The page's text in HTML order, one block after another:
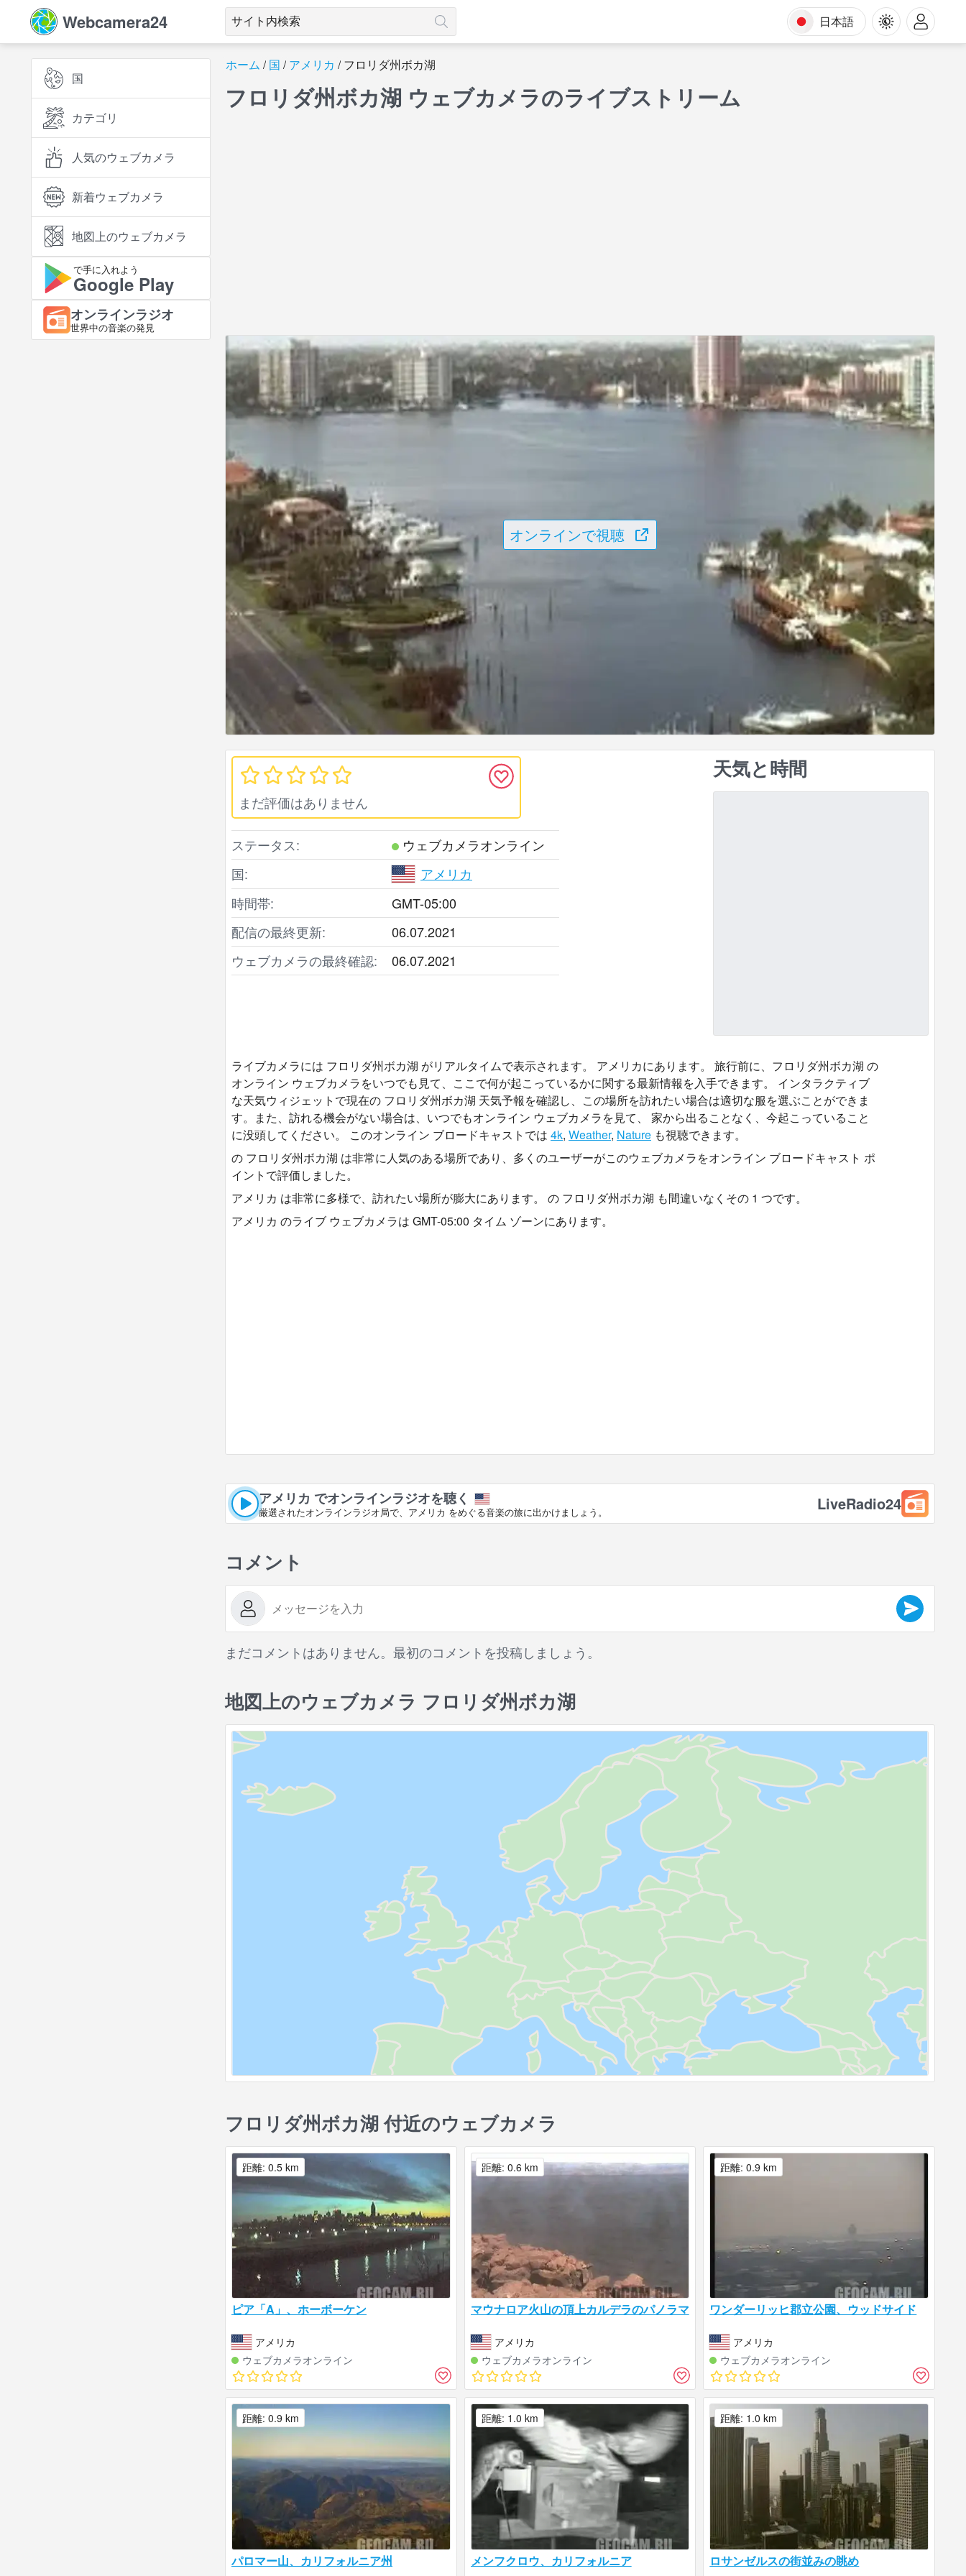
Webcamera24 日本語
国
カテゴリ
人気のウェブカメラ
新着ウェブカメラ
地図上のウェブカメラ
で手に入れよう
Google Play
オンラインラジオ
世界中の音楽の発見
ホーム 国 アメリカ フロリダ州ボカ湖
フロリダ州ボカ湖 ウェブカメラのライブストリーム
オンラインで視聴
まだ評価はありません
ステータス:
ウェブカメラオンライン
国:
アメリカ
時間帯:
GMT-05:00
配信の最終更新:
06.07.2021
ウェブカメラの最終確認:
06.07.2021
天気と時間
ライブカメラには フロリダ州ボカ湖 がリアルタイムで表示されます。 アメリカにあります。 旅行前に、フロリダ州ボカ湖 の
オンライン ウェブカメラをいつでも見て、ここで何が起こっているかに関する最新情報を入手できます。 インタラクティブ
な天気ウィジェットで現在の フロリダ州ボカ湖 天気予報を確認し、この場所を訪れたい場合は適切な服を選ぶことができま
す。また、訪れる機会がない場合は、いつでもオンライン ウェブカメラを見て、 家から出ることなく、今起こっていること
に没頭してください。 このオンライン ブロードキャストでは 4k, Weather, Nature も視聴できます。
の フロリダ州ボカ湖 は非常に人気のある場所であり、多くのユーザーがこのウェブカメラをオンライン ブロードキャスト ポ
イントで評価しました。
アメリカ は非常に多様で、訪れたい場所が膨大にあります。 の フロリダ州ボカ湖 も間違いなくその 1 つです。
アメリカ のライブ ウェブカメラは GMT-05:00 タイム ゾーンにあります。
アメリカ でオンラインラジオを聴く
厳選されたオンラインラジオ局で、アメリカ をめぐる音楽の旅に出かけましょう。 LiveRadio24
コメント
まだコメントはありません。最初のコメントを投稿しましょう。
地図上のウェブカメラ フロリダ州ボカ湖
フロリダ州ボカ湖 付近のウェブカメラ
ピア「A」、ホーボーケン
アメリカ
ウェブカメラオンライン
距離: 0.5 km
マウナロア火山の頂上カルデラのパノラマ
アメリカ
ウェブカメラオンライン
距離: 0.6 km
ワンダーリッヒ郡立公園、ウッドサイド
アメリカ
ウェブカメラオンライン
距離: 0.9 km
パロマー山、カリフォルニア州
距離: 0.9 km
メンフクロウ、カリフォルニア
距離: 1.0 km
ロサンゼルスの街並みの眺め
距離: 1.0 km